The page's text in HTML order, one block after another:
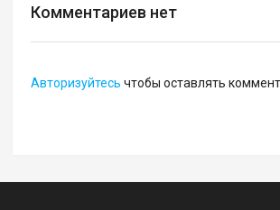
Комментариев нет
Авторизуйтесь чтобы оставлять